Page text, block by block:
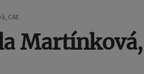
CAE
Martínková,